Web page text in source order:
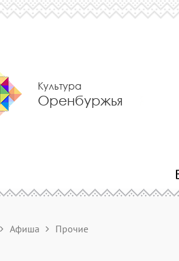
Культура
Оренбуржья
Афиша Прочие